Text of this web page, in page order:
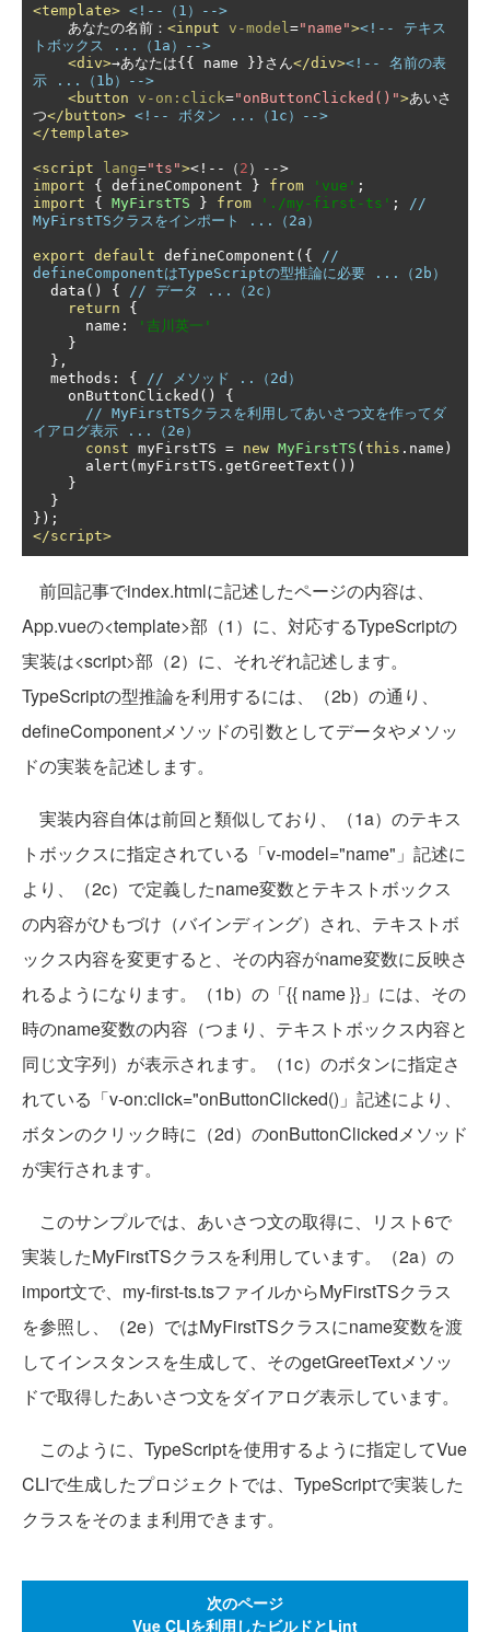
<template> <!--（1）-->
    あなたの名前：
<input v-model ="name"><!-- テキス
トボックス ...（1a）-->
<div>→あなたは{{ name }}さん</div><!-- 名前の表
示 ...（1b）-->
<button v-on:click="onButtonClicked()">あいさ
つ</button> <!-- ボタン ...（1c）-->
</template>
<script lang="ts"><!--（ 2 ）-->
import
{ defineComponent } from 'vue' ;
import
{ MyFirstTS } from './my-first-ts' ;
//
MyFirstTSクラスをインポート ...（2a）
export default defineComponent ({
//
defineComponentはTypeScriptの型推論に必要 ...（2b）
  data
() {
// データ ...（2c）
return
{
      name
:
'吉川英一'
}
},
  methods
: {
// メソッド ..（2d）
    onButtonClicked
()
{
// MyFirstTSクラスを利用してあいさつ文を作ってダ
イアログ表示 ...（2e）
const myFirstTS = new MyFirstTS ( this . name )
      alert
( myFirstTS . getGreetText ())
}
}
});
</script>
前回記事でindex.htmlに記述したページの内容は、
App.vueの<template>部（1）に、対応するTypeScriptの
実装は<script>部（2）に、それぞれ記述します。
TypeScriptの型推論を利用するには、（2b）の通り、
defineComponentメソッドの引数としてデータやメソッ
ドの実装を記述します。
実装内容自体は前回と類似しており、（1a）のテキス
トボックスに指定されている「v-model="name"」記述に
より、（2c）で定義したname変数とテキストボックス
の内容がひもづけ（バインディング）され、テキストボ
ックス内容を変更すると、その内容がname変数に反映さ
れるようになります。（1b）の「{{ name }}」には、その
時のname変数の内容（つまり、テキストボックス内容と
同じ文字列）が表示されます。（1c）のボタンに指定さ
れている「v-on:click="onButtonClicked()」記述により、
ボタンのクリック時に（2d）のonButtonClickedメソッド
が実行されます。
このサンプルでは、あいさつ文の取得に、リスト6で
実装したMyFirstTSクラスを利用しています。（2a）の
import文で、my-first-ts.tsファイルからMyFirstTSクラス
を参照し、（2e）ではMyFirstTSクラスにname変数を渡
してインスタンスを生成して、そのgetGreetTextメソッ
ドで取得したあいさつ文をダイアログ表示しています。
このように、TypeScriptを使用するように指定してVue
CLIで生成したプロジェクトでは、TypeScriptで実装した
クラスをそのまま利用できます。
次のページ
Vue CLIを利用したビルドとLint